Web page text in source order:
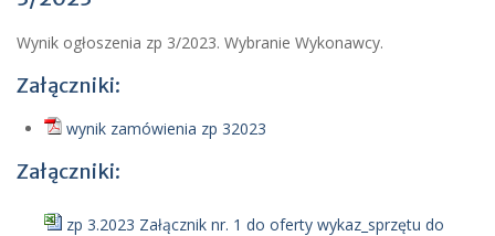
Wynik ogłoszenia zp 3/2023. Wybranie Wykonawcy.
Załączniki:
wynik zamówienia zp 32023
Załączniki:
zp 3.2023 Załącznik nr. 1 do oferty wykaz_sprzętu do